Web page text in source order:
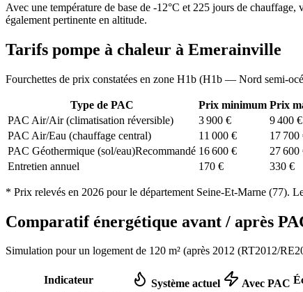
Avec une température de base de -12°C et 225 jours de
également pertinente en altitude.
Tarifs pompe à chaleur à Emerainville
Fourchettes de prix constatées en zone H1b (H1b — Nord semi-
Type de PAC Prix minimum Prix
PAC Air/Air (climatisation réversible)
3 900 € 9 400 €
PAC Air/Eau (chauffage central)
11 000 € 17 700
PAC Géothermique (sol/eau)Recommandé 16 600 € 27 600
Entretien annuel
170 € 330 €
* Prix relevés en 2026 pour le département Seine-Et-Marne (77).
Comparatif énergétique avant / après
Simulation pour un logement de 120 m² (après 2012 (RT2012/
Indicateur Système actuel Avec PAC